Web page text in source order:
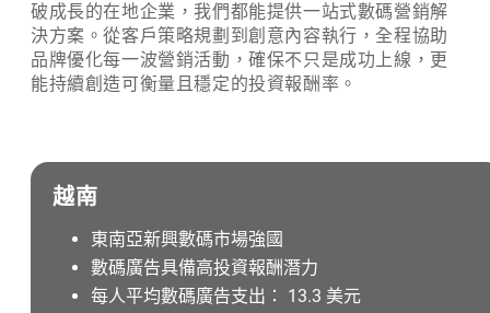
破成長的在地企業，我們都能提供一站式數碼營銷解
決方案。從客戶策略規劃到創意內容執行，全程協助
品牌優化每一波營銷活動，確保不只是成功上線，更
能持續創造可衡量且穩定的投資報酬率。
越南
東南亞新興數碼市場強國
數碼廣告具備高投資報酬潛力
每人平均數碼廣告支出： 13.3 美元